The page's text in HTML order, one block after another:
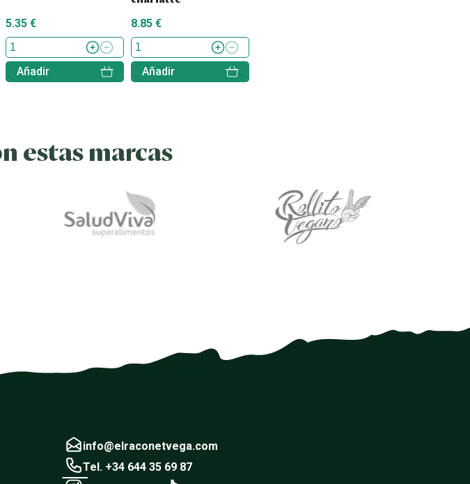
5.35 €
Añadir
8.85 €
Añadir
estas marcas
info@elraconetvega.com
Tel. +34 644 35 69 87